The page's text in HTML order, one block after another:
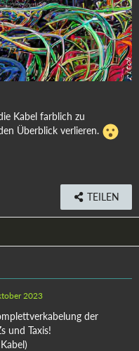
Kabel farblich zu
Überblick verlieren.
TEILEN
2023
der
und Taxis!